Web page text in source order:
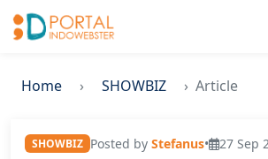
Home SHOWBIZ Article
SHOWBIZ Posted by Stefanus• 27 Sep